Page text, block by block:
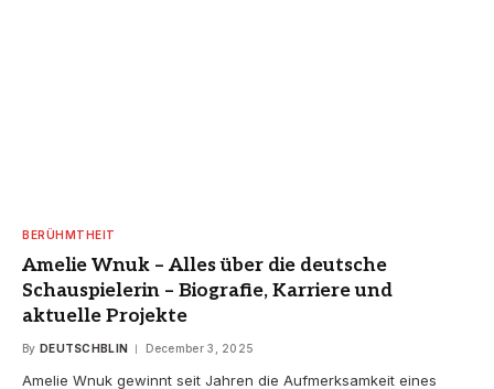
BERÜHMTHEIT
Amelie Wnuk – Alles über die deutsche
Schauspielerin – Biografie, Karriere und
aktuelle Projekte
By DEUTSCHBLIN December 3, 2025
Amelie Wnuk gewinnt seit Jahren die Aufmerksamkeit eines